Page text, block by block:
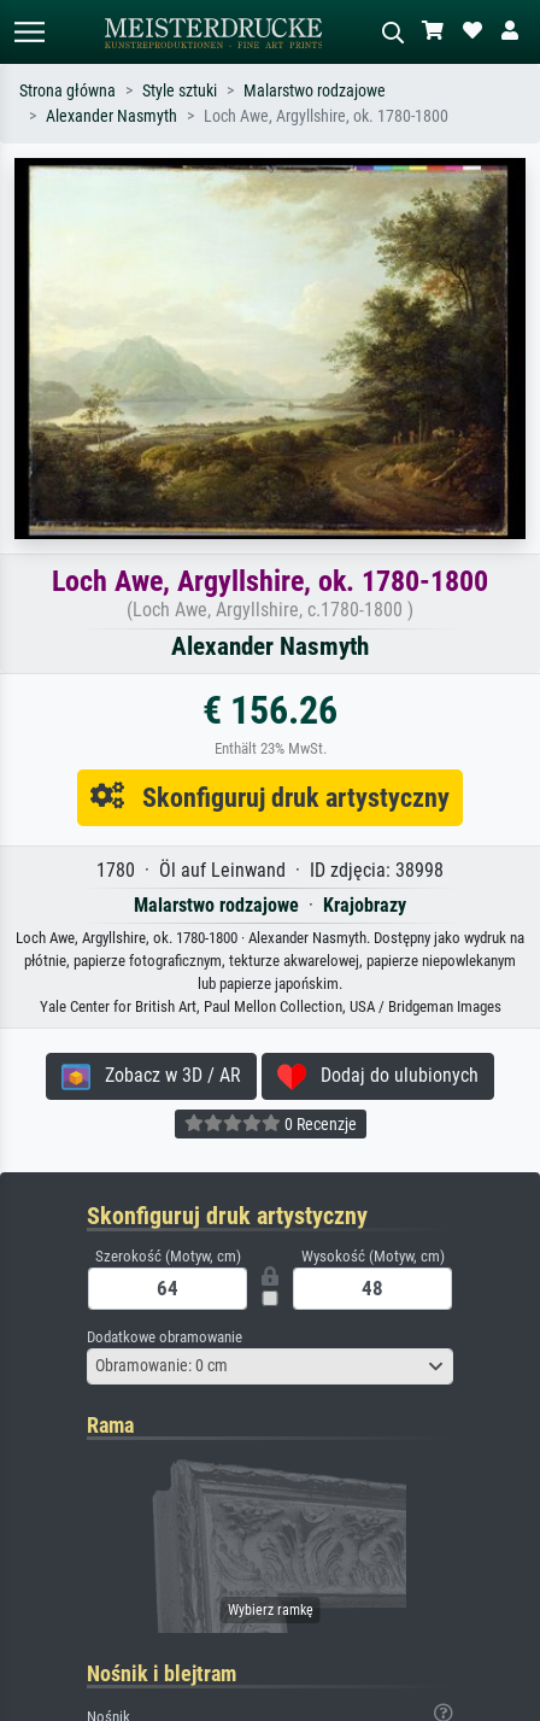
Szukaj wg artysty, tytułu lub stylu – np.
Monet, Gwiaździsta noc,
Opisz scenę – np. zielona łąka,
abstrakcja z czerwienią, ciemny olej,
stojący akt obok drzewa.
Strona główna Style sztuki
Malarstwo rodzajowe
Alexander Nasmyth
Loch Awe, Argyllshire, ok. 1780-1800
Loch Awe, Argyllshire, ok. 1780-1800
(Loch Awe, Argyllshire, c.1780-1800 )
Alexander Nasmyth
€ 156.26
Enthält 23% MwSt.
Skonfiguruj druk artystyczny
1780 · Öl auf Leinwand · ID zdjęcia: 38998
Malarstwo rodzajowe · Krajobrazy
Loch Awe, Argyllshire, ok. 1780-1800 · Alexander Nasmyth. Dostępny jako wydruk na
płótnie, papierze fotograficznym, tekturze akwarelowej, papierze niepowlekanym
lub papierze japońskim.
Yale Center for British Art, Paul Mellon Collection, USA / Bridgeman Images
Zobacz w 3D / AR Dodaj do ulubionych
0 Recenzje
Skonfiguruj druk artystyczny
Szerokość (Motyw, cm) Wysokość (Motyw, cm)
Dodatkowe obramowanie
Obramowanie: 0 cm
Rama
Nośnik i blejtram
Nośnik